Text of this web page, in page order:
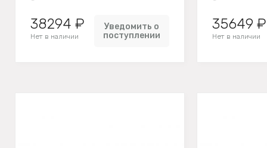
38294 ₽
Нет в наличии
Уведомить о
поступлении
35649 ₽
Нет в наличии